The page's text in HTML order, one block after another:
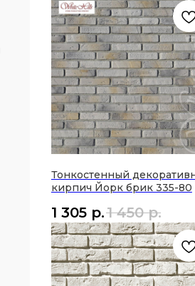
Тонкостенный
кирпич Йорк брик 335-80
1 305 р.1 450 р.